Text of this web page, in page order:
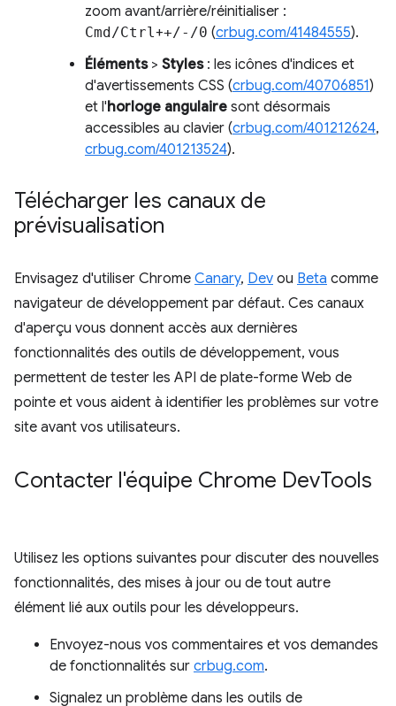
zoom avant/arrière/réinitialiser :
Cmd/Ctrl++/-/0 (crbug.com/41484555).
Éléments> Styles: les icônes d'indices et
d'avertissements CSS (crbug.com/40706851)
et l'horloge angulaire sont désormais
accessibles au clavier (crbug.com/401212624,
crbug.com/401213524).
Télécharger les canaux de
prévisualisation
Envisagez d'utiliser Chrome Canary, Dev ou Beta comme
navigateur de développement par défaut. Ces canaux
d'aperçu vous donnent accès aux dernières
fonctionnalités des outils de développement, vous
permettent de tester les API de plate-forme Web de
pointe et vous aident à identifier les problèmes sur votre
site avant vos utilisateurs.
Contacter l'équipe Chrome DevTools
Utilisez les options suivantes pour discuter des nouvelles
fonctionnalités, des mises à jour ou de tout autre
élément lié aux outils pour les développeurs.
Envoyez-nous vos commentaires et vos demandes
de fonctionnalités sur crbug.com.
Signalez un problème dans les outils de